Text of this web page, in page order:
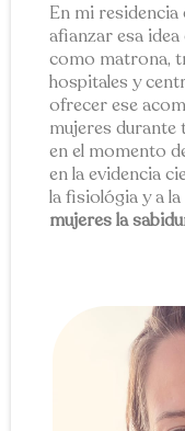
En mi
afianzar esa
como matrona,
hospitales y
ofrecer ese
mujeres durante
en el momento
en la evidencia
la fisiológia y a
mujeres la